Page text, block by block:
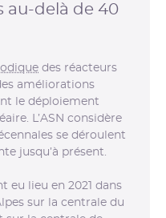
au-delà de 40
des réacteurs
améliorations
le déploiement
L’ASN considère
se déroulent
jusqu’à présent.
eu lieu en 2021 dans
sur la centrale du